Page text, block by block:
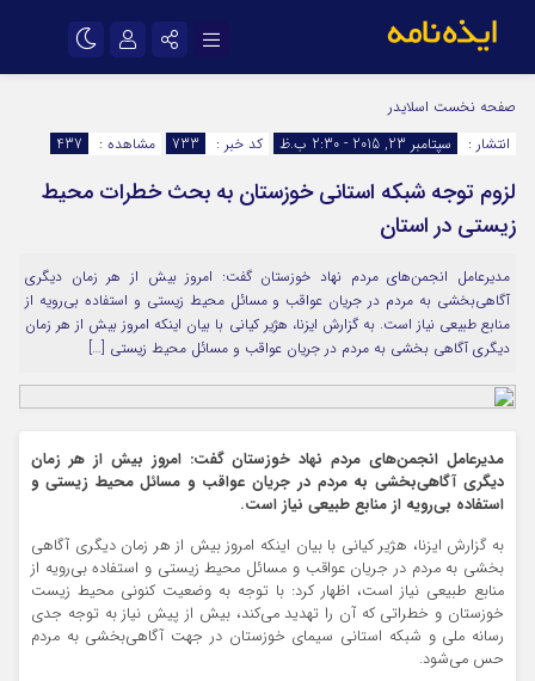
اینستاگرام
سروش
ایتا
آپارات
اپلیکیشن رمز عبور
مرا به خاطر بسپار
صفحه نخست اسلایدر
انتشار :
سپتامبر 23, 2015 - 2:30 ب.ظ کد خبر : 733 مشاهده : 437
لزوم توجه شبکه استانی خوزستان به بحث خطرات محیط
زیستی در استان
مدیرعامل انجمن‌های مردم نهاد خوزستان گفت: امروز بیش از هر زمان دیگری
آگاهی‌بخشی به مردم در جریان عواقب و مسائل محیط زیستی و استفاده بی‌رویه از
منابع طبیعی نیاز است. به گزارش ایزنا، هژیر کیانی با بیان اینکه امروز بیش از هر زمان
دیگری آگاهی بخشی به مردم در جریان عواقب و مسائل محیط زیستی […]
مدیرعامل انجمن‌های مردم نهاد خوزستان گفت: امروز بیش از هر زمان
دیگری آگاهی‌بخشی به مردم در جریان عواقب و مسائل محیط زیستی و
استفاده بی‌رویه از منابع طبیعی نیاز است.
به گزارش ایزنا، هژیر کیانی با بیان اینکه امروز بیش از هر زمان دیگری آگاهی
بخشی به مردم در جریان عواقب و مسائل محیط زیستی و استفاده بی‌رویه از
منابع طبیعی نیاز است، اظهار کرد: با توجه به وضعیت کنونی محیط زیست
خوزستان و خطراتی که آن را تهدید می‌کند، بیش از پیش نیاز به توجه جدی
رسانه ملی و شبکه استانی سیمای خوزستان در جهت آگاهی‌بخشی به مردم
حس می‌شود.